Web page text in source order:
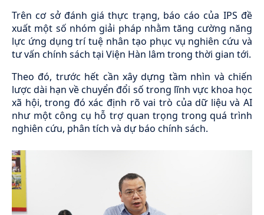
Trên cơ sở đánh giá thực trạng, báo cáo của IPS đề
xuất một số nhóm giải pháp nhằm tăng cường năng
lực ứng dụng trí tuệ nhân tạo phục vụ nghiên cứu và
tư vấn chính sách tại Viện Hàn lâm trong thời gian tới.
Theo đó, trước hết cần xây dựng tầm nhìn và chiến
lược dài hạn về chuyển đổi số trong lĩnh vực khoa học
xã hội, trong đó xác định rõ vai trò của dữ liệu và AI
như một công cụ hỗ trợ quan trọng trong quá trình
nghiên cứu, phân tích và dự báo chính sách.